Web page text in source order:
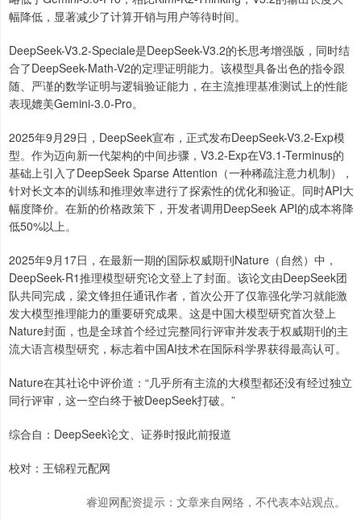
幅降低，显著减少了计算开销与用户等待时间。
DeepSeek-V3.2-Speciale是DeepSeek-V3.2的长思考增强版，同时结
合了DeepSeek-Math-V2的定理证明能力。该模型具备出色的指令跟
随、严谨的数学证明与逻辑验证能力，在主流推理基准测试上的性能
表现媲美Gemini-3.0-Pro。
2025年9月29日，DeepSeek宣布，正式发布DeepSeek-V3.2-Exp模
型。作为迈向新一代架构的中间步骤，V3.2-Exp在V3.1-Terminus的
基础上引入了DeepSeek Sparse Attention（一种稀疏注意力机制），
针对长文本的训练和推理效率进行了探索性的优化和验证。同时API大
幅度降价。在新的价格政策下，开发者调用DeepSeek API的成本将降
低50%以上。
2025年9月17日，在最新一期的国际权威期刊Nature（自然）中，
DeepSeek-R1推理模型研究论文登上了封面。该论文由DeepSeek团
队共同完成，梁文锋担任通讯作者，首次公开了仅靠强化学习就能激
发大模型推理能力的重要研究成果。这是中国大模型研究首次登上
Nature封面，也是全球首个经过完整同行评审并发表于权威期刊的主
流大语言模型研究，标志着中国AI技术在国际科学界获得最高认可。
Nature在其社论中评价道：“几乎所有主流的大模型都还没有经过独立
同行评审，这一空白终于被DeepSeek打破。”
综合自：DeepSeek论文、证券时报此前报道
校对：王锦程元配网
睿迎网配资提示：文章来自网络，不代表本站观点。